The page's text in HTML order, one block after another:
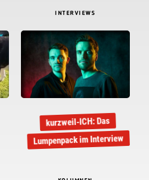
INTERVIEWS
kurzweil-ICH: Das
Lumpenpack im Interview